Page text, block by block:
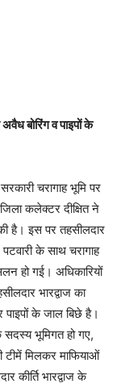
बोरिंग व पाइपों के
चरागाह भूमि पर
कलेक्टर दीक्षित ने
है। इस पर तहसीलदार
पटवारी के साथ चरागाह
हो गई। अधिकारियों
भारद्वाज का
पाइपों के जाल बिछे है।
सदस्य भूमिगत हो गए,
टीमें मिलकर माफियाओं
कीर्ति भारद्वाज के